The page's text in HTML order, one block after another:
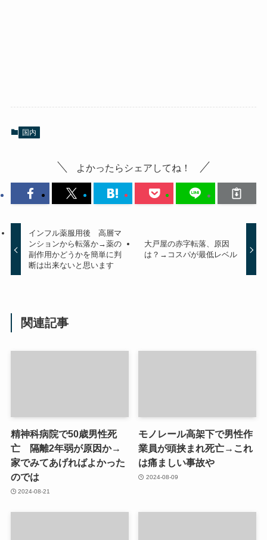
国内
よかったらシェアしてね！
インフル薬服用後 高層マ
ンションから転落か→薬の
副作用かどうかを簡単に判
断は出来ないと思います
大戸屋の赤字転落、原因
は？→コスパが最低レベル
関連記事
精神科病院で50歳男性死
亡 隔離2年弱が原因か→
家でみてあげればよかった
のでは
2024-08-21
モノレール高架下で男性作
業員が頭挟まれ死亡→これ
は痛ましい事故や
2024-08-09